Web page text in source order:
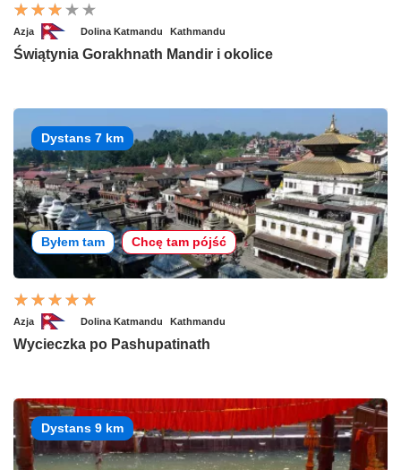
Azja Dolina Katmandu Kathmandu
Świątynia Gorakhnath Mandir i okolice
Dystans 7 km
Byłem tam Chcę tam pójść
Azja Dolina Katmandu Kathmandu
Wycieczka po Pashupatinath
Dystans 9 km